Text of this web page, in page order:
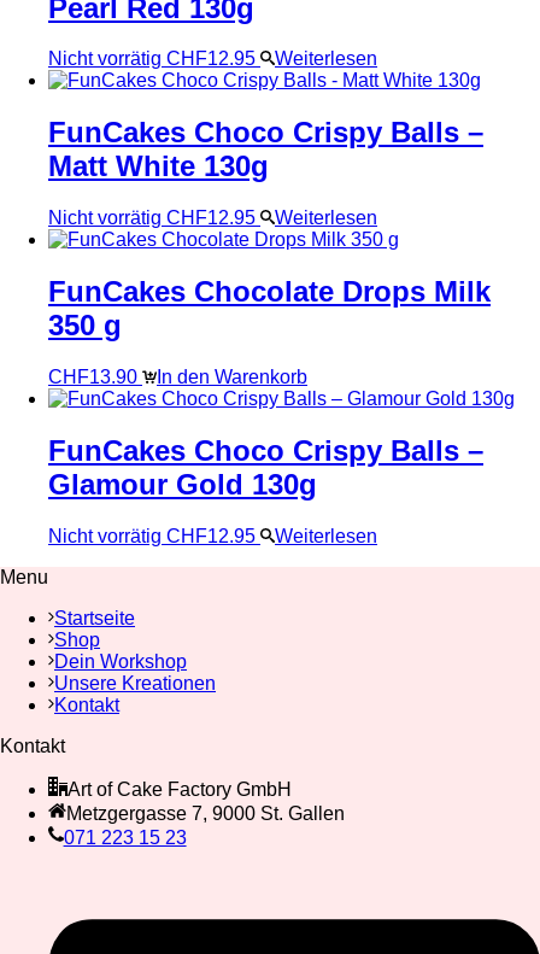
Pearl Red 130g
Nicht vorrätig CHF12.95 Weiterlesen
FunCakes Choco Crispy Balls –
Matt White 130g
Nicht vorrätig CHF12.95 Weiterlesen
FunCakes Chocolate Drops Milk
350 g
CHF13.90 In den Warenkorb
FunCakes Choco Crispy Balls –
Glamour Gold 130g
Nicht vorrätig CHF12.95
Weiterlesen
Menu
Startseite
Shop
Dein Workshop
Unsere Kreationen
Kontakt
Kontakt
Art of Cake Factory GmbH
Metzgergasse 7, 9000 St. Gallen
071 223 15 23